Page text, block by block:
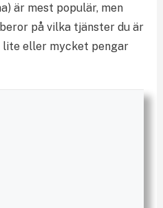
är mest populär, men
på vilka tjänster du är
lite eller mycket pengar